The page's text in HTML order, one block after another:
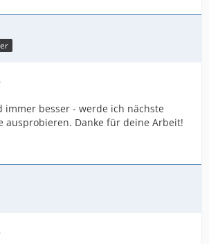
immer besser - werde ich nächste
ausprobieren. Danke für deine Arbeit!